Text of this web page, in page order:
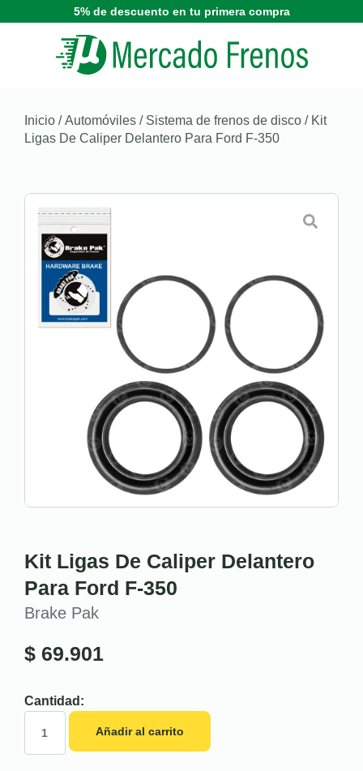
5% de descuento en tu primera compra
Inicio /Automóviles / Sistema de frenos de disco / Kit
Ligas De Caliper Delantero Para Ford F-350
Kit Ligas De Caliper Delantero
Para Ford F-350
Brake Pak
$ 69.901
Cantidad:
Añadir al carrito